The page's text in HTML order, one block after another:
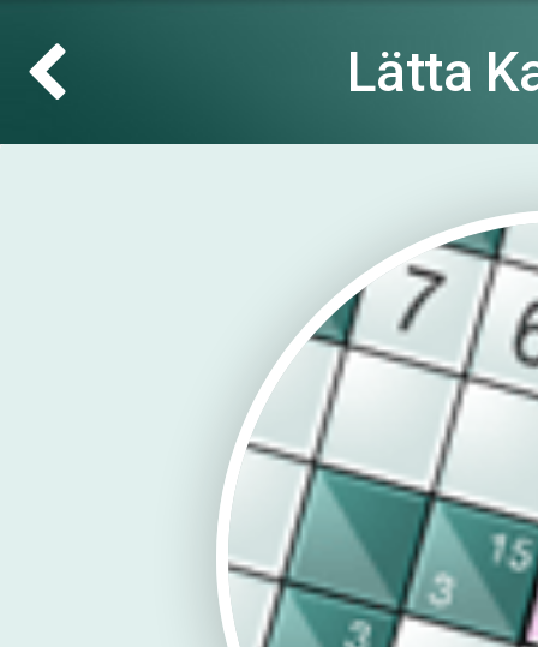
Lätta